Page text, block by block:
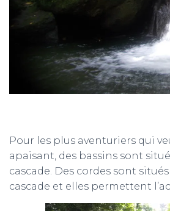
Pour les plus aventuriers qui
apaisant, des bassins sont
cascade. Des cordes sont
cascade et elles permettent